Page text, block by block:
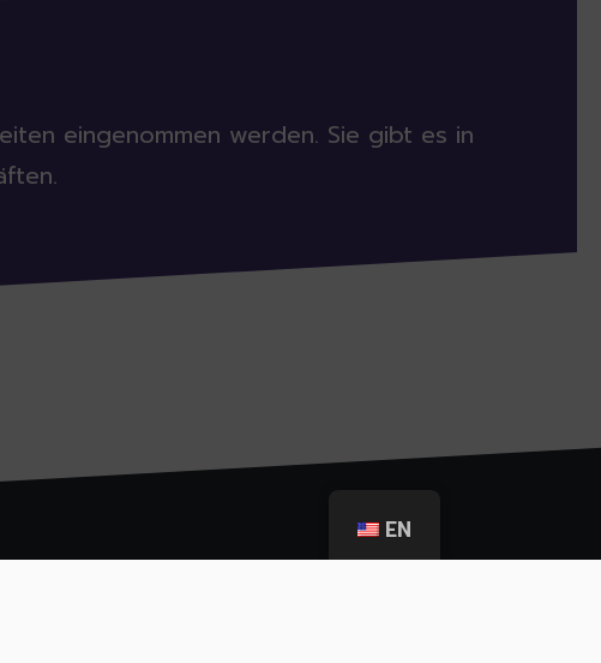
eingenommen werden. Sie gibt es in
between:
EN